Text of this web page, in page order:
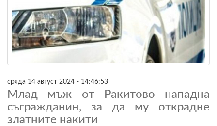
сряда 14 август 2024 - 14:46:53
Млад мъж от Ракитово нападна
съгражданин, за да му открадне
златните накити